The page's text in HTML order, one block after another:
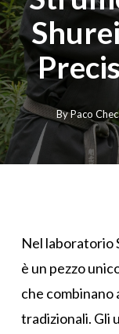
ByPaco
Nel laboratorio
è un pezzo
che combinano
tradizionali. Gli